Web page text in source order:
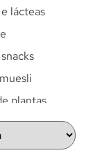
lácteas
plantas